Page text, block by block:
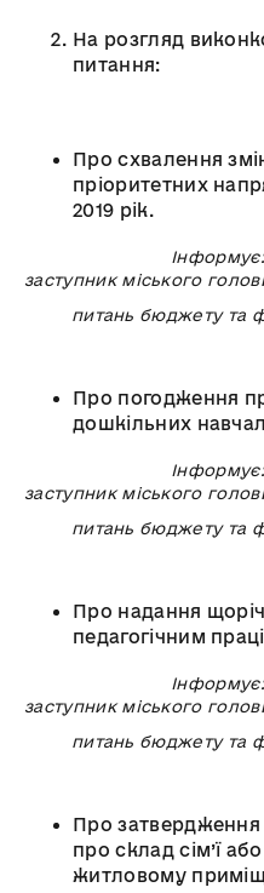
На розгляд
питання:
Про схвалення
пріоритетних
2019 рік.
заступник міського
питань бюджету та
Про погодження
дошкільних
заступник міського
питань бюджету та
Про надання
педагогічним
заступник міського
питань бюджету та
Про затвердження
про склад сім’ї
житловому